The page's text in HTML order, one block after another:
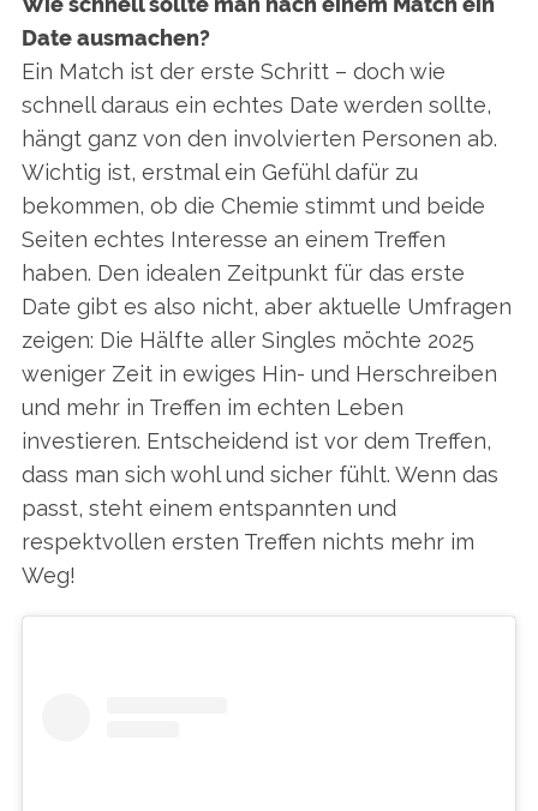
Date ausmachen?
Ein Match ist der erste Schritt – doch wie
schnell daraus ein echtes Date werden sollte,
hängt ganz von den involvierten Personen ab.
Wichtig ist, erstmal ein Gefühl dafür zu
bekommen, ob die Chemie stimmt und beide
Seiten echtes Interesse an einem Treffen
haben. Den idealen Zeitpunkt für das erste
Date gibt es also nicht, aber aktuelle Umfragen
zeigen: Die Hälfte aller Singles möchte 2025
weniger Zeit in ewiges Hin- und Herschreiben
und mehr in Treffen im echten Leben
investieren. Entscheidend ist vor dem Treffen,
dass man sich wohl und sicher fühlt. Wenn das
passt, steht einem entspannten und
respektvollen ersten Treffen nichts mehr im
Weg!